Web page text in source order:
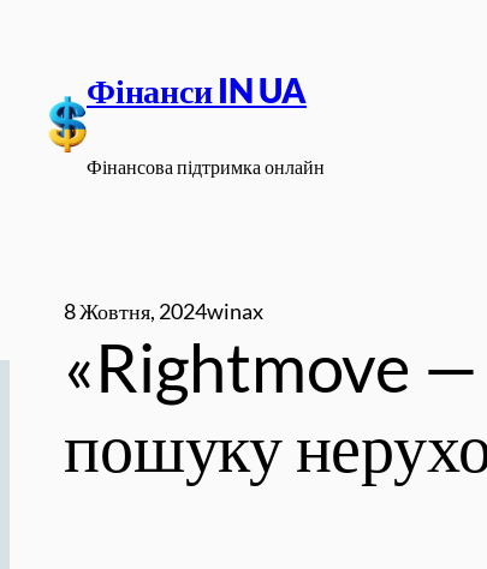
вмісту
Фінанси IN UA
Фінансова підтримка онлайн
8 Жовтня, 2024winax
«Rightmove —
пошуку